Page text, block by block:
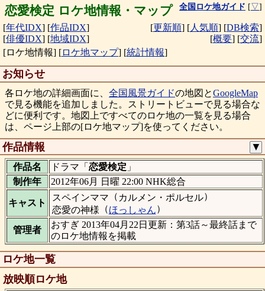
恋愛検定 ロケ地情報・マップ 全国ロケ地ガイド [▽]
[年代IDX] [作品IDX]
[俳優IDX] [地域IDX]
[更新順] [人気順] [DB検索]
[概要] [交流]
[ロケ地情報] [ロケ地マップ] [統計情報]
お知らせ
各ロケ地の詳細画面に、 全国風景ガイドの地図とGoogleMap
で見る機能を追加しました。ストリートビューで見る場合な
どに便利です。地図上ですべてのロケ地の一覧を見る場合
は、ページ上部の[ロケ地マップ]を使ってください。
作品情報 ▼
作品名 ドラマ「 恋愛検定 」
制作年
2012年06月 日曜 22:00 NHK総合
キャスト
スペインママ （ カルメン・ポルセル）
恋愛の神様 （ほっしゃん）
管理者
おすぎ 2013年04月22日更新：第3話～最終話まで
のロケ地情報を掲載
ロケ地一覧
放映順ロケ地